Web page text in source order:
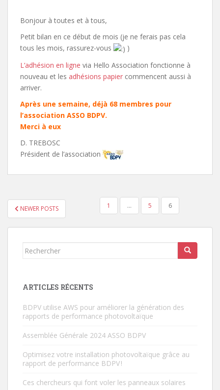
Bonjour à toutes et à tous,
Petit bilan en ce début de mois (je ne ferais pas cela
tous les mois, rassurez-vous
)
L’adhésion en ligne via Hello Association fonctionne à
nouveau et les adhésions papier commencent aussi à
arriver.
Après une semaine, déjà 68 membres pour
l’association ASSO BDPV.
Merci à eux
D. TREBOSC
Président de l’association
NAVIGATION
DES
ARTICLES
NEWER POSTS 1 … 5 6
Rechercher...
ARTICLES RÉCENTS
BDPV utilise AWS pour améliorer la génération des
rapports de performance photovoltaïque
Assemblée Générale 2024 ASSO BDPV
Optimisez votre installation photovoltaïque grâce au
rapport de performance BDPV !
Ces chercheurs qui font voler les panneaux solaires